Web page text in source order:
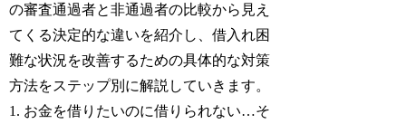
の審査通過者と非通過者の比較から見え
てくる決定的な違いを紹介し、借入れ困
難な状況を改善するための具体的な対策
方法をステップ別に解説していきます。
1. お金を借りたいのに借りられない…そ